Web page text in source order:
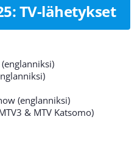
TV-lähetykset
(englanniksi)
& MTV Katsomo)